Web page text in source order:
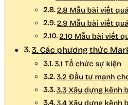
2.8 Mẫu bài viết
2.9 Mẫu bài viết
2.10 Mẫu bài viết
3. Các phương thức
3.1 Tổ chức sự kiện
3.2 Đầu tư mạnh
3.3 Xây dựng kênh
3.4 Xây dựng kênh